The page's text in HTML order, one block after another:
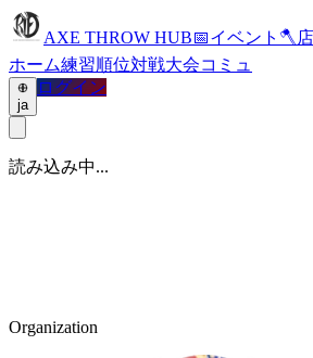
AXE THROW HUB📅イベント 🪓
ホーム練習順位対戦大会コミュ
ja
ログイン
読み込み中...
Organization